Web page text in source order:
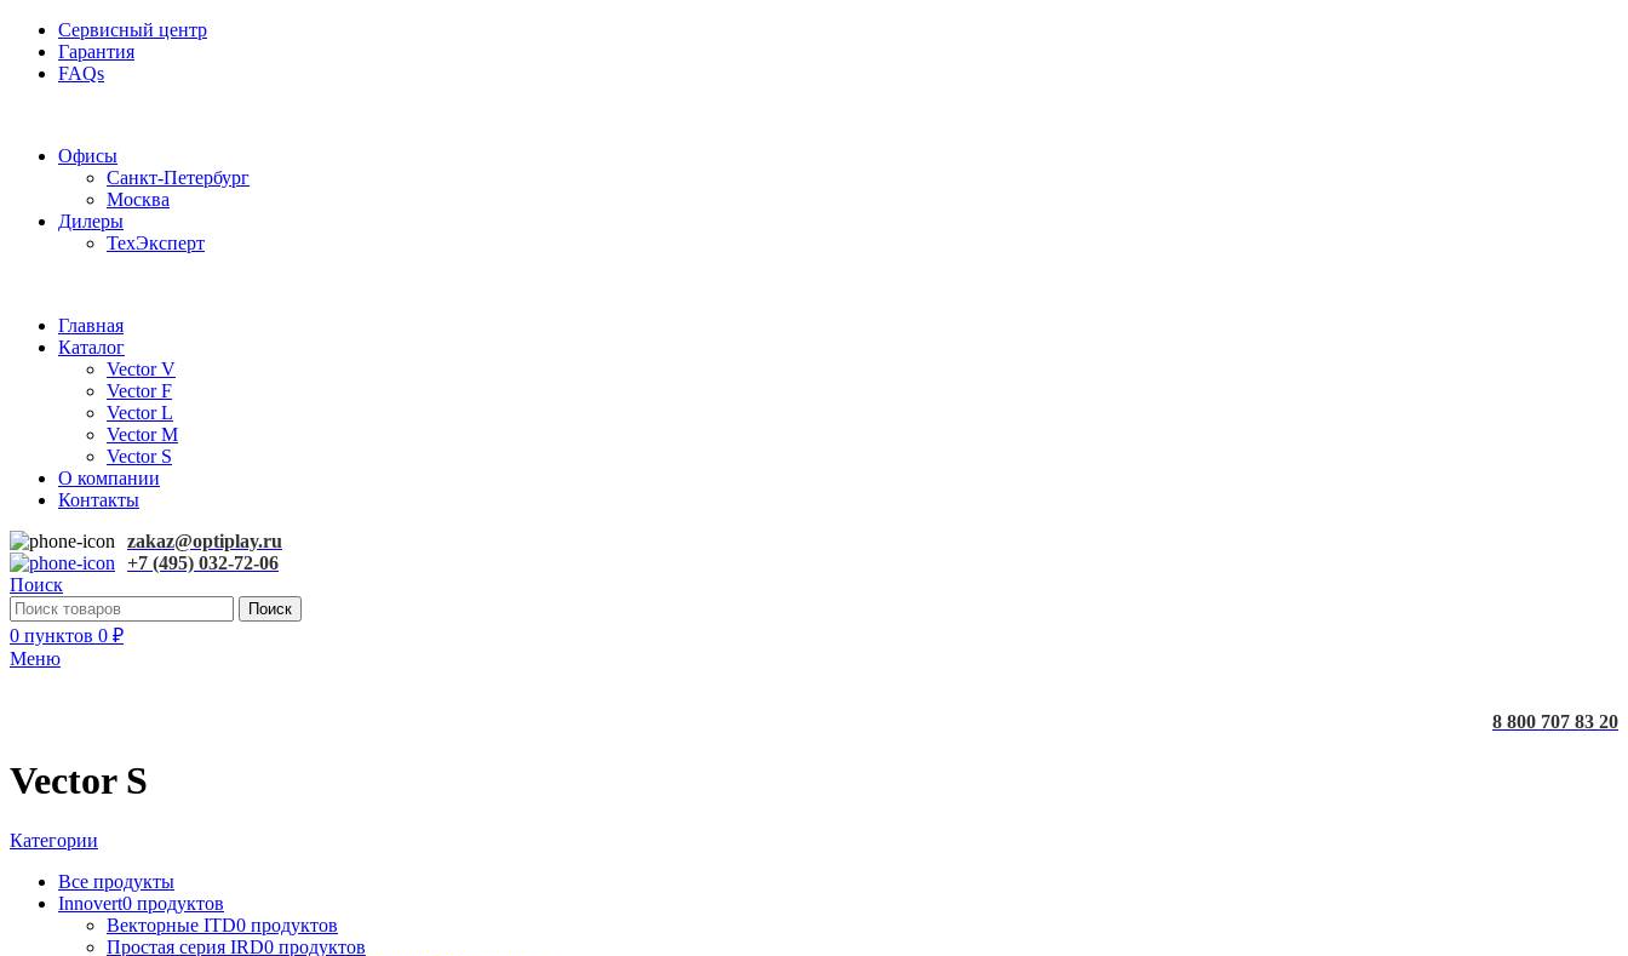
Сервисный центр
Гарантия
FAQs
Офисы
Санкт-Петербург
Москва
Дилеры
ТехЭксперт
Главная
Каталог
Vector V
Vector F
Vector L
Vector M
Vector S
О компании
Контакты
zakaz@optiplay.ru
+7 (495) 032-72-06
Поиск
Поиск
0 пунктов 0 ₽
Меню
8 800 707 83 20
Vector S
Категории
Все продукты
Innovert0 продуктов
Векторные ITD0 продуктов
Простая серия IRD0 продуктов